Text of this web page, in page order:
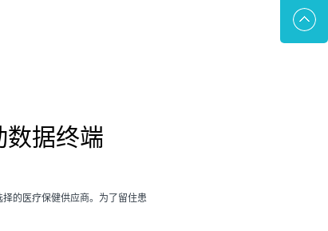
数据终端
的医疗保健供应商。为了留住患